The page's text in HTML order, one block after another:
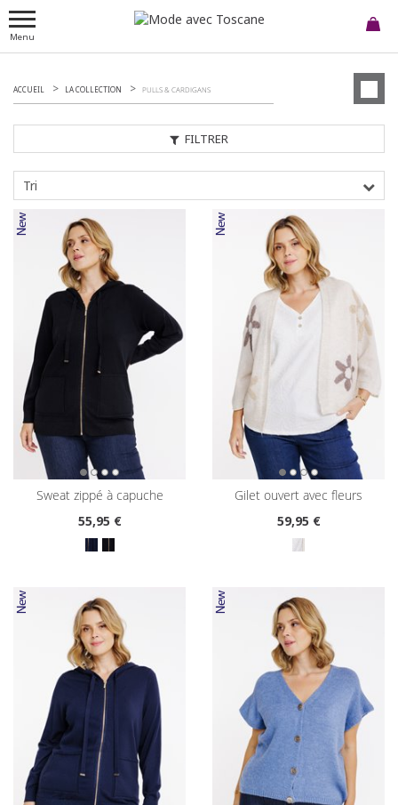
Menu
FILTRER
ACCUEIL LA COLLECTION PULLS & CARDIGANS
Tri
sweat zippé à capuche
55,95 €
gilet ouvert avec fleurs
59,95 €